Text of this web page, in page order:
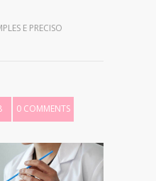
E PRECISO
0 COMMENTS